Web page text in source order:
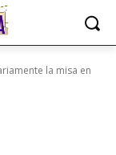
la misa en